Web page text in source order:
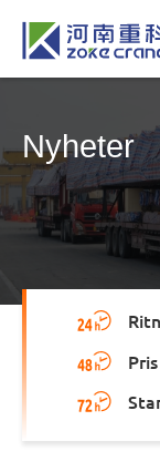
Nyheter